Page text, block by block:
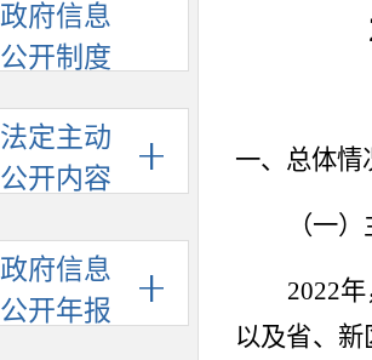
政府信息
公开制度
法定主动
公开内容
政府信息
公开年报
一、总体情
（一
2022
以及省、